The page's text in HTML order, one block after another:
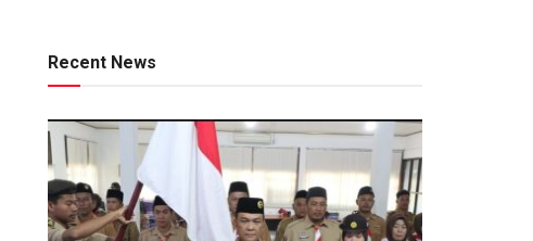
Recent News